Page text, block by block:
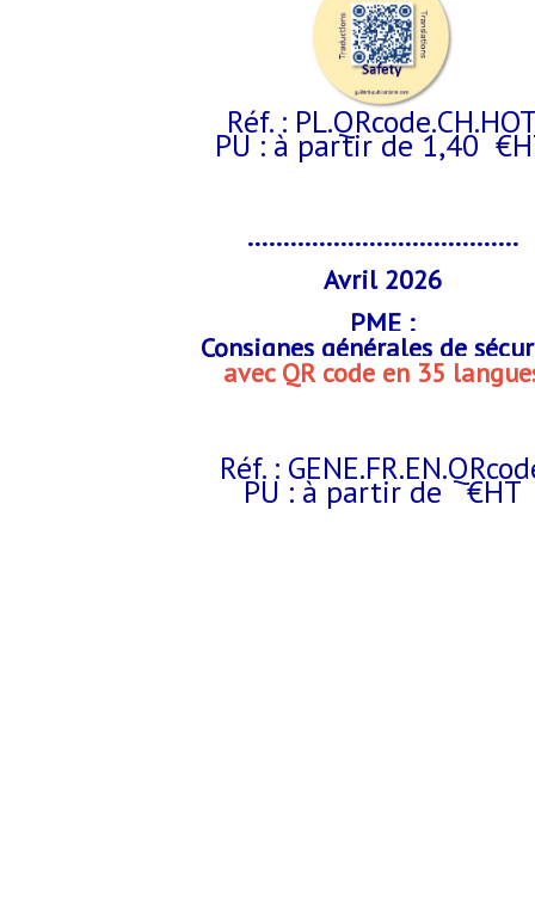
Réf. :
PU : à partir de 1,40
......................................
Avril 2026
PME :
Consignes générales de
avec QR code en 35
Réf. :
PU : à partir de €HT